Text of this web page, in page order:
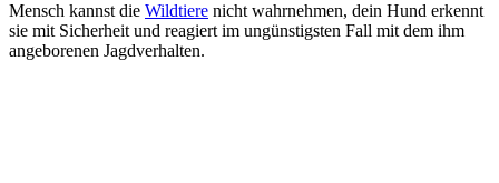
Mensch kannst die Wildtiere nicht wahrnehmen, dein Hund erkennt
sie mit Sicherheit und reagiert im ungünstigsten Fall mit dem ihm
angeborenen Jagdverhalten.